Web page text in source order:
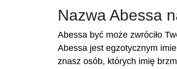
Nazwa Abessa
Abessa być może zwróciło
Abessa jest egzotycznym
znasz osób, których imię